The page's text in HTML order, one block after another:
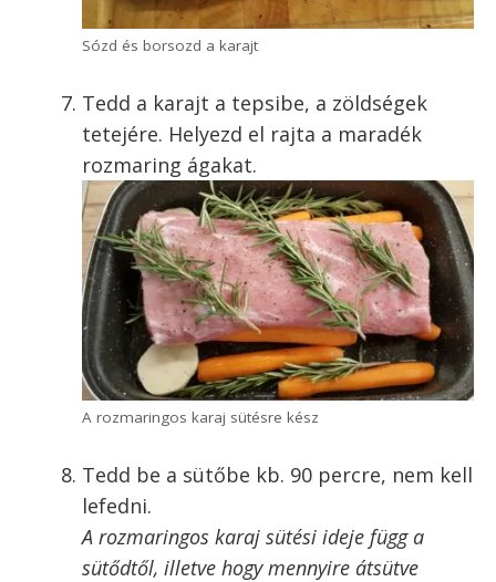
Sózd és borsozd a karajt
Tedd a karajt a tepsibe, a zöldségek
tetejére. Helyezd el rajta a maradék
rozmaring ágakat.
A rozmaringos karaj sütésre kész
Tedd be a sütőbe kb. 90 percre, nem kell
lefedni.
A rozmaringos karaj sütési ideje függ a
sütődtől, illetve hogy mennyire átsütve